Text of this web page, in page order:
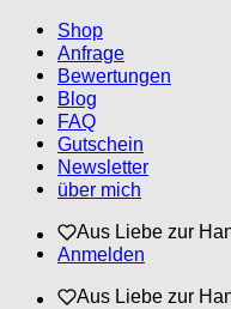
Zum
Inhalt
springen
Shop
Anfrage
Bewertungen
Blog
FAQ
Gutschein
Newsletter
über mich
Aus Liebe zur
Anmelden
Aus Liebe zur